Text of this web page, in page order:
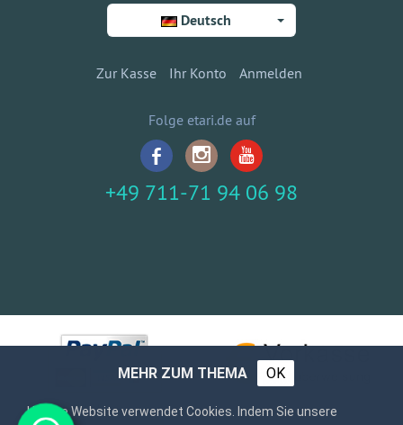
Deutsch
Zur Kasse Ihr Konto Anmelden
Folge etari.de auf
+49 711-71 94 06 98
MEHR ZUM THEMA OK
Unsere Website verwendet Cookies. Indem Sie unsere